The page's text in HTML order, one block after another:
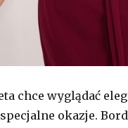
chce wyglądać
okazje.